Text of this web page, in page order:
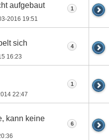
aufgebaut
2016 19:51
1
sich
16:23
4
22:47
1
kann keine
6